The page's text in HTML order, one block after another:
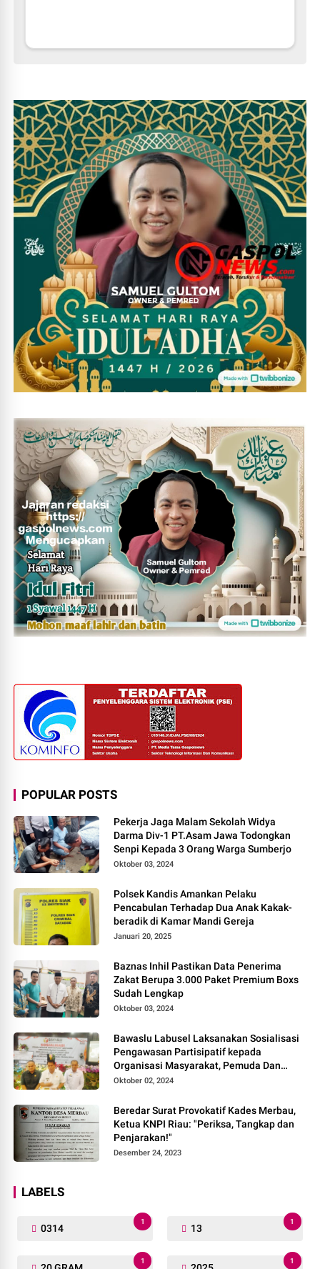
POPULAR POSTS
Pekerja Jaga Malam Sekolah Widya
Darma Div-1 PT.Asam Jawa Todongkan
Senpi Kepada 3 Orang Warga Sumberjo
Oktober 03, 2024
Polsek Kandis Amankan Pelaku
Pencabulan Terhadap Dua Anak Kakak-
beradik di Kamar Mandi Gereja
Januari 20, 2025
Baznas Inhil Pastikan Data Penerima
Zakat Berupa 3.000 Paket Premium Boxs
Sudah Lengkap
Oktober 03, 2024
Bawaslu Labusel Laksanakan Sosialisasi
Pengawasan Partisipatif kepada
Organisasi Masyarakat, Pemuda Dan
Agama Pada pilkada Serentak 2024
Oktober 02, 2024
Beredar Surat Provokatif Kades Merbau,
Ketua KNPI Riau: "Periksa, Tangkap dan
Penjarakan!"
Desember 24, 2023
LABELS
0314
1
13
1
1 1